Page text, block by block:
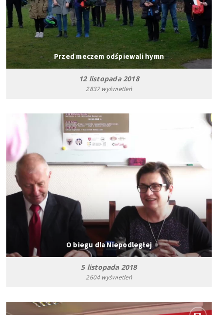
Przed meczem odśpiewali hymn
12 listopada 2018
2837 wyświetleń
O biegu dla Niepodległej
5 listopada 2018
2604 wyświetleń